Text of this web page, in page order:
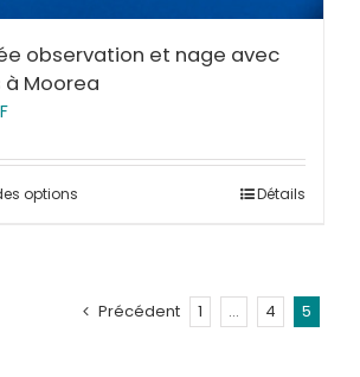
observation et nage avec
Moorea
options Détails
Précédent 1 … 4 5